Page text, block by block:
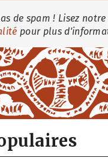
de spam ! Lisez notre
pour plus